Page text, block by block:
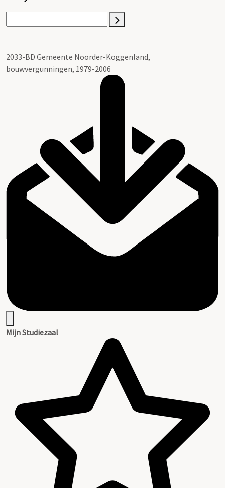
2033-BD Gemeente Noorder-Koggenland,
bouwvergunningen, 1979-2006
Mijn Studiezaal